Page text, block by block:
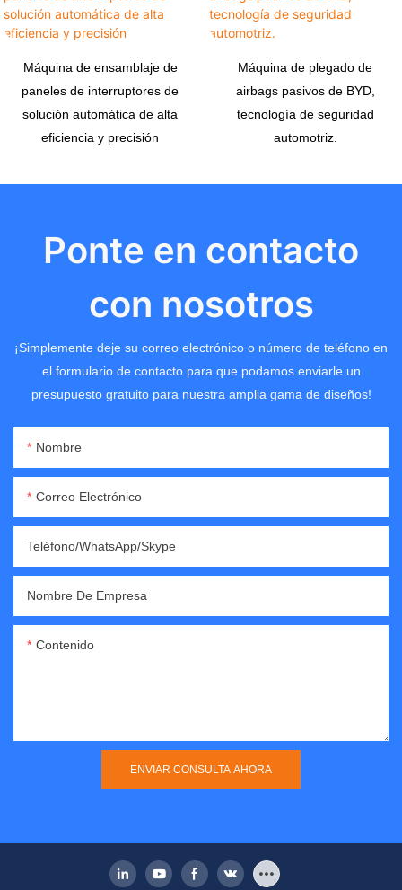
Máquina de ensamblaje de
paneles de interruptores de
solución automática de alta
eficiencia y precisión
Máquina de plegado de
airbags pasivos de BYD,
tecnología de seguridad
automotriz.
Ponte en contacto
con nosotros
¡Simplemente deje su correo electrónico o número de teléfono en
el formulario de contacto para que podamos enviarle un
presupuesto gratuito para nuestra amplia gama de diseños!
Nombre
Correo Electrónico
Teléfono/WhatsApp/Skype
Nombre De Empresa
Contenido
ENVIAR CONSULTA AHORA